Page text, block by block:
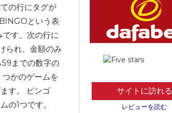
の行にタグが
という表
です。次の行に
られ、金額のみ
までの数字の
かのゲームを
す。 ビンゴ
の1つです。
サイトに訪れる
レビューを読む